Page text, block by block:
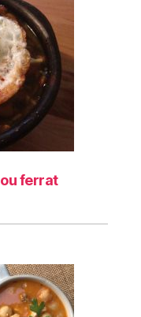
ferrat